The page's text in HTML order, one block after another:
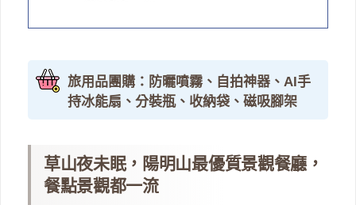
旅用品團購：防曬噴霧、自拍神器、AI手
持冰能扇、分裝瓶、收納袋、磁吸腳架
草山夜未眠，陽明山最優質景觀餐廳，
餐點景觀都一流